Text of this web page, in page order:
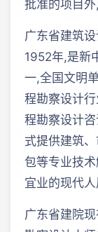
批准的项目
广东省建筑
1952年,是新
一,全国文明
程勘察设计
程勘察设计
式提供建筑
包等专业技
宜业的现代人
广东省建院